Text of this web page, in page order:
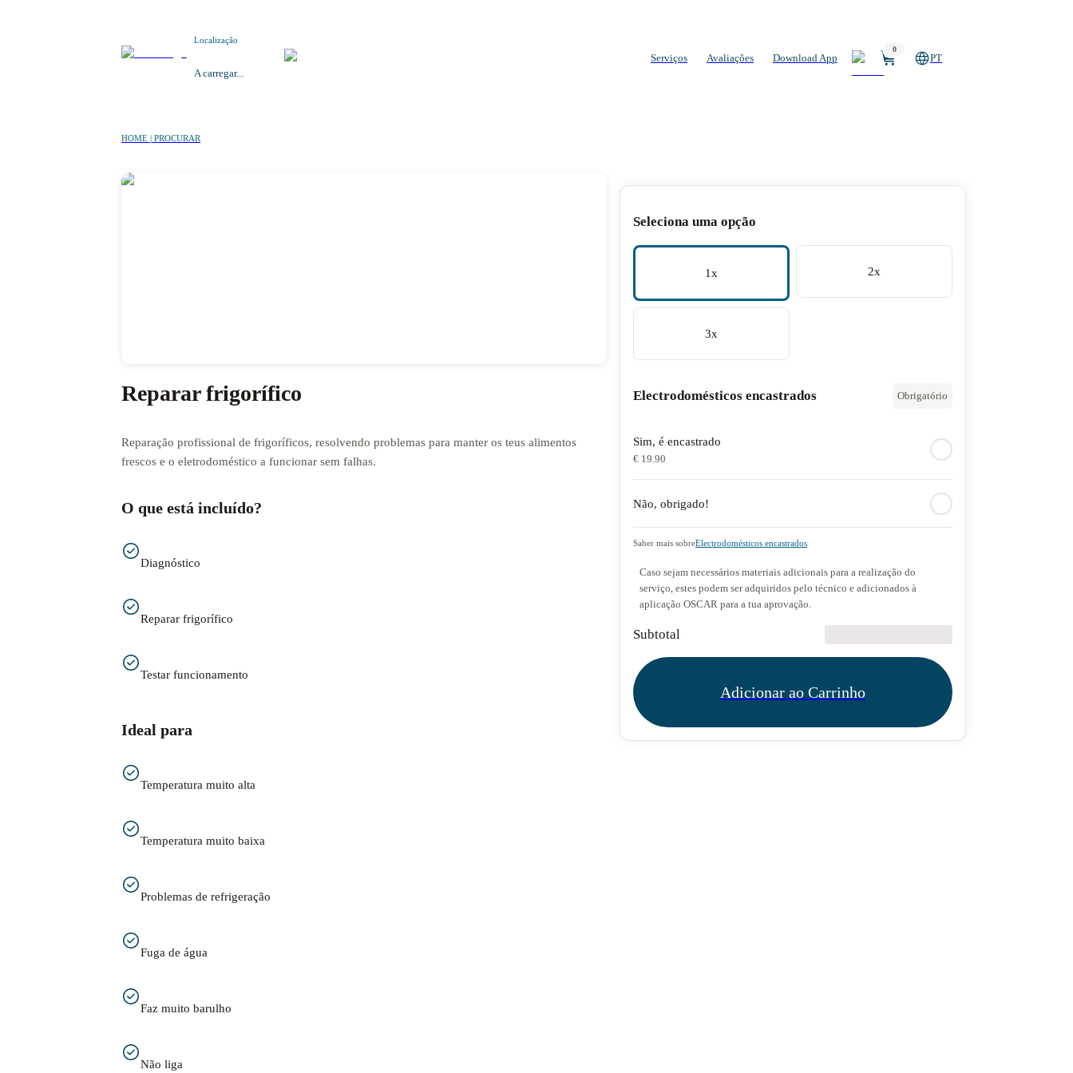
Localização
A carregar...
Serviços Avaliações Download App
0
PT
HOME | PROCURAR
Reparar frigorífico
Reparação profissional de frigoríficos, resolvendo problemas para manter os teus alimentos
frescos e o eletrodoméstico a funcionar sem falhas.
O que está incluído?
Diagnóstico
Reparar frigorífico
Testar funcionamento
Ideal para
Temperatura muito alta
Temperatura muito baixa
Problemas de refrigeração
Fuga de água
Faz muito barulho
Não liga
Seleciona uma opção
1x 2x
3x
Electrodomésticos encastrados Obrigatório
Sim, é encastrado
€ 19.90
Não, obrigado!
Saber mais sobreElectrodomésticos encastrados
Caso sejam necessários materiais adicionais para a realização do
serviço, estes podem ser adquiridos pelo técnico e adicionados à
aplicação OSCAR para a tua aprovação.
Subtotal
Adicionar ao Carrinho